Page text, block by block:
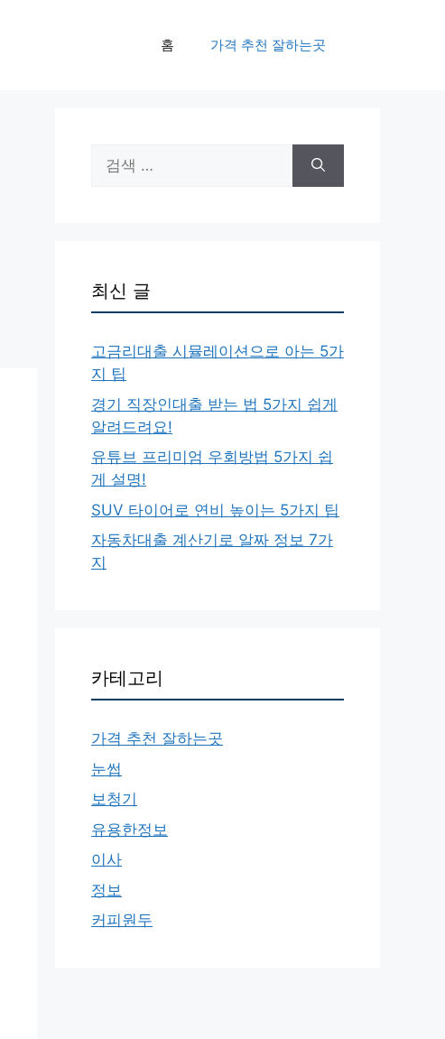
홈 가격 추천 잘하는곳
색:
최신 글
고금리대출 시뮬레이션으로 아는 5가
지 팁
경기 직장인대출 받는 법 5가지 쉽게
알려드려요!
유튜브 프리미엄 우회방법 5가지 쉽
게 설명!
SUV 타이어로 연비 높이는 5가지 팁
자동차대출 계산기로 알짜 정보 7가
지
카테고리
가격 추천 잘하는곳
눈썹
보청기
유용한정보
이사
정보
커피원두